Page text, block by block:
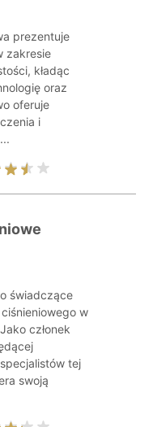
prezentuje
zakresie
kładąc
oraz
oferuje
i
świadczące
w
członek
tej
swoją